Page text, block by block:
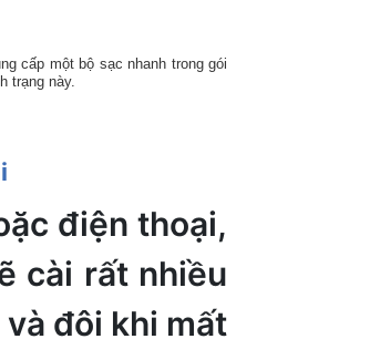
cấp một bộ sạc nhanh trong gói
trạng này.
điện thoại,
cài rất nhiều
đôi khi mất